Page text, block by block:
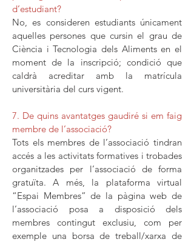
d’estudiant?
No, es consideren estudiants únicament
aquelles persones que cursin el grau de
Ciència i Tecnologia dels Aliments en el
moment de la inscripció; condició que
caldrà acreditar amb la matrícula
universitària del curs vigent.
7. De quins avantatges gaudiré si em faig
membre de l’associació?
Tots els membres de l’associació tindran
accés a les activitats formatives i trobades
organitzades per l’associació de forma
gratuïta. A més, la plataforma virtual
“Espai Membres” de la pàgina web de
l’associació posa a disposició dels
membres contingut exclusiu, com per
exemple una borsa de treball/xarxa de